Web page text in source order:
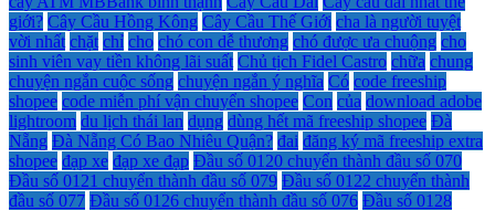
giới? Cây Cầu Hồng Kông Cây Cầu Thế Giới cha là người tuyệt
vời nhất chặt chỉ cho chó con dễ thương chó được ưa chuộng cho
sinh viên vay tiền không lãi suất Chủ tịch Fidel Castro chữa chung
chuyện ngắn cuộc sống chuyện ngắn ý nghĩa Có code freeship
shopee code miễn phí vận chuyển shopee Con của download adobe
lightroom du lịch thái lan dụng dùng hết mã freeship shopee Đà
Nẵng Đà Nẵng Có Bao Nhiêu Quận? đai đăng ký mã freeship extra
shopee đạp xe đạp xe đạp Đầu số 0120 chuyển thành đầu số 070
Đầu số 0121 chuyển thành đầu số 079 Đầu số 0122 chuyển thành
đầu số 077 Đầu số 0126 chuyển thành đầu số 076 Đầu số 0128